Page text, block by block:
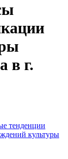
в г.
тенденции
культуры